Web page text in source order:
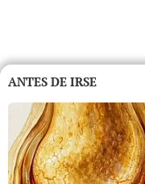
ANTES DE IRSE